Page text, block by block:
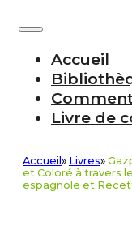
Accueil
Livre de
Accueil » Livres»
et Coloré à travers
espagnole et